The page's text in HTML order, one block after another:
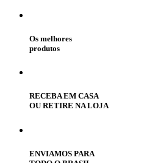
Os melhores
produtos
RECEBA EM CASA
OU RETIRE NA LOJA
ENVIAMOS PARA